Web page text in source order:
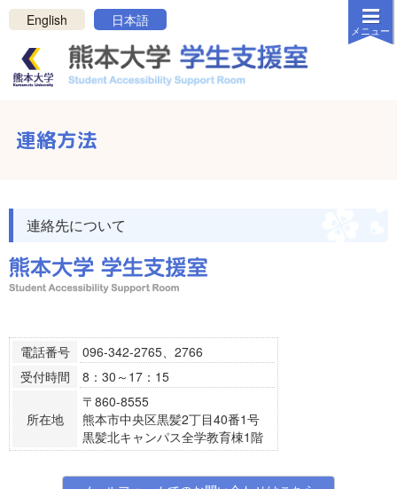
メニュー
English 日本語
連絡方法
連絡先について
電話番号
096-342-2765、2766
受付時間
8：30～17：15
所在地
〒860-8555
熊本市中央区黒髪2丁目40番1号
黒髪北キャンパス全学教育棟1階
反転
白 黒
連絡方法
プライバシーポリシー
サポートを受けたい学生の方へ
新着情報
教職員の方へ